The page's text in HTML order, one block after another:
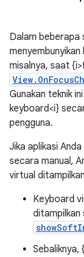
Dalam beberapa
misalnya, saat
Gunakan teknik
keyboard<i}
pengguna.
Jika aplikasi
secara manual,
virtual ditampilkan
Keyboard
ditampilkan